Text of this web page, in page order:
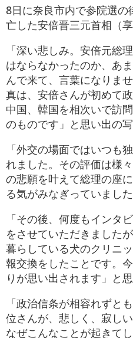
8日に奈良市内で参院選
亡した安倍晋三元首相（
「深い悲しみ。安倍元総
はならなかったのか、あ
んで来て、言葉になりま
真は、安倍さんが初めて
中国、韓国を相次いで訪
のものです」と思い出の写
「外交の場面ではいつも
れました。その評価は様
の悲願を叶えて総理の座
る気がみなぎっていました
「その後、何度もインタ
をさせていただきました
暮らしている犬のクリニ
報交換をしたことです。
りが思い出されます」と思
「政治信条が相容れずと
位さんが、悲しく、寂し
なぜこんなことが起きて